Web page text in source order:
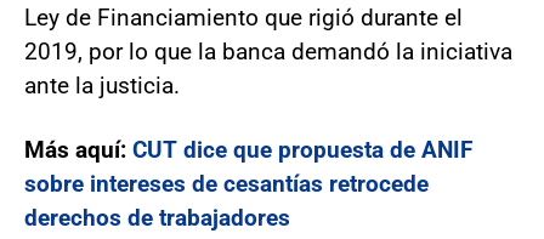
Ley de Financiamiento que rigió durante el
2019, por lo que la banca demandó la iniciativa
ante la justicia.
Más aquí: CUT dice que propuesta de ANIF
sobre intereses de cesantías retrocede
derechos de trabajadores